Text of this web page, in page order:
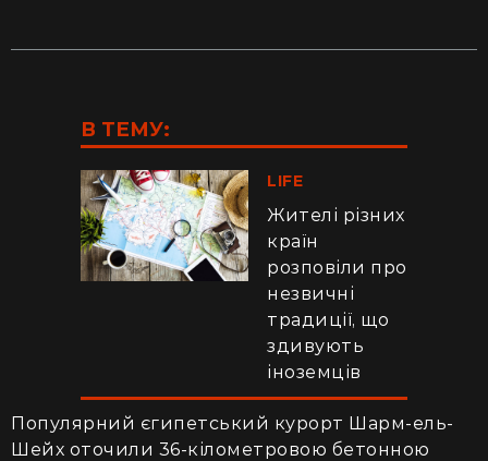
В ТЕМУ:
LIFE
Жителі різних
країн
розповіли про
незвичні
традиції, що
здивують
іноземців
Популярний єгипетський курорт Шарм-ель-
Шейх оточили 36-кілометровою бетонною